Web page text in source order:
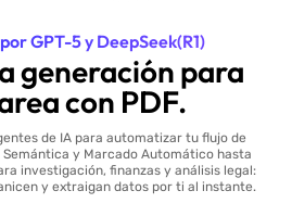
GPT-5 y DeepSeek(R1)
generación para
con PDF.
de IA para automatizar tu flujo de
Semántica y Marcado Automático hasta
investigación, finanzas y análisis legal:
y extraigan datos por ti al instante.